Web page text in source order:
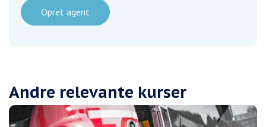
Opret agent
Andre relevante kurser